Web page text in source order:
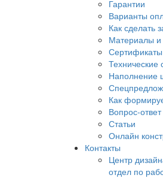
Гарантии
Варианты
Как сделать
Материалы
Сертификаты
Технические
Наполнение
Как
Вопрос-ответ
Статьи
Онлайн
Контакты
Центр
отдел по